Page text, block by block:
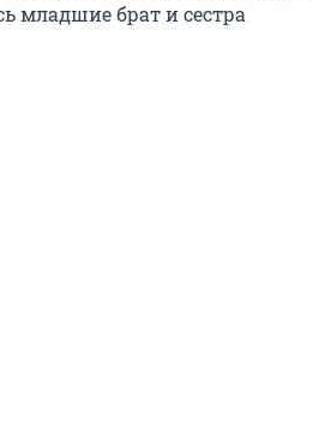
младшие брат и сестра